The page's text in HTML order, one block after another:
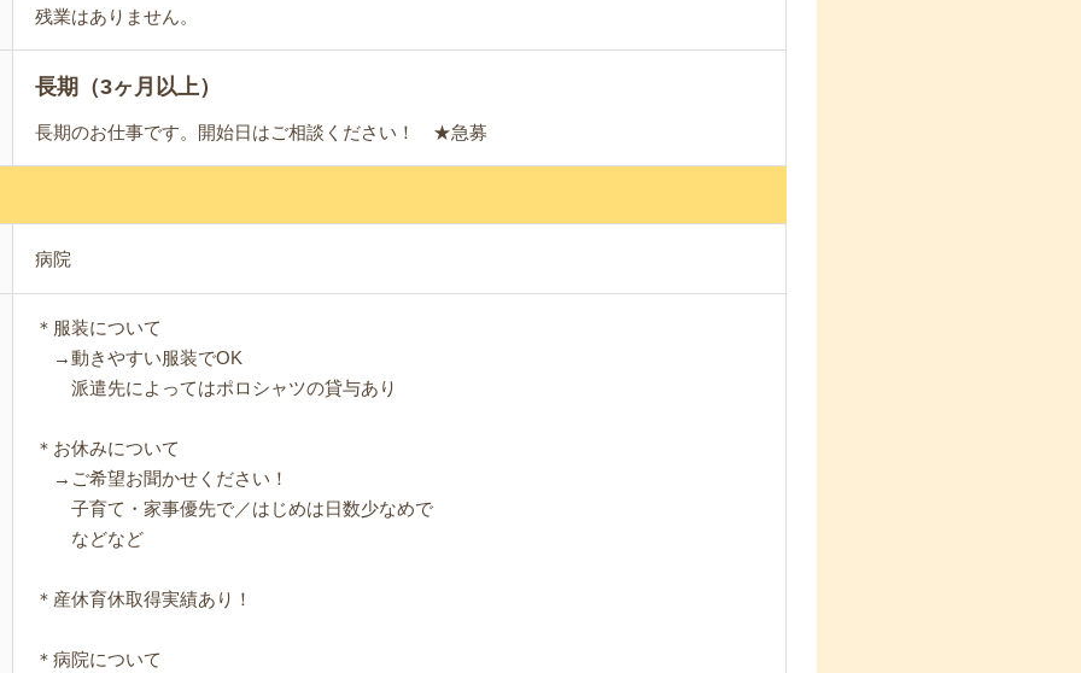
残業はありません。
長期（3ヶ月以上）
長期のお仕事です。開始日はご相談ください！ ★急募
病院
＊服装について
→動きやすい服装でOK
派遣先によってはポロシャツの貸与あり
＊お休みについて
→ご希望お聞かせください！
子育て・家事優先で／はじめは日数少なめで
などなど
＊産休育休取得実績あり！
＊病院について